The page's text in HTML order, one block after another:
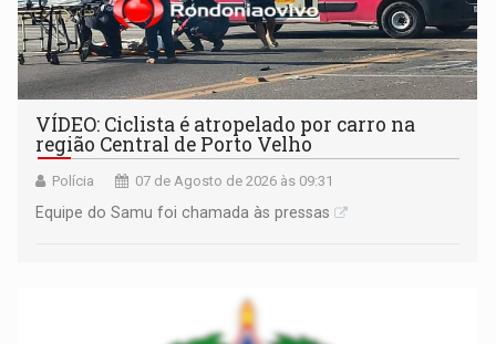
VÍDEO: Ciclista é atropelado por carro na
região Central de Porto Velho
Polícia 07 de Agosto de 2026 às 09:31
Equipe do Samu foi chamada às pressas